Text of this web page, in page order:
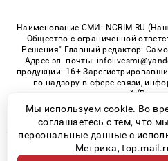
Наименование СМИ: NCRIM.RU
Общество с ограниченной
Решения" Главный редактор:
Адрес эл. почты:
продукции: 16+
по надзору в сфере связи,
массовых коммуникаций
номер СМИ ЭЛ № ФС 77 -
© 2026 «nCrim.ru» |
Мы используем cookie. Во
соглашаетесь с тем, что
персональные данные с
Метрика,